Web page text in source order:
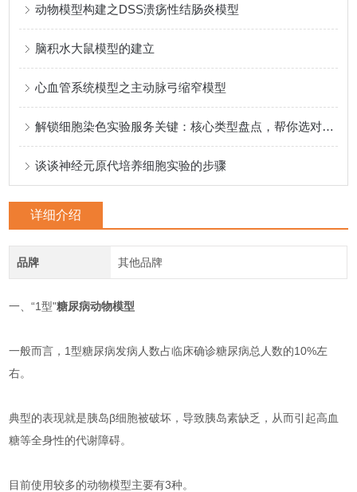
动物模型构建之DSS溃疡性结肠炎模型
脑积水大鼠模型的建立
心血管系统模型之主动脉弓缩窄模型
解锁细胞染色实验服务关键：核心类型盘点，帮你选对适配方案
谈谈神经元原代培养细胞实验的步骤
详细介绍
品牌 其他品牌
一、“1型"糖尿病动物模型
一般而言，1型糖尿病发病人数占临床确诊糖尿病总人数的10%左
右。
典型的表现就是胰岛β细胞被破坏，导致胰岛素缺乏，从而引起高血
糖等全身性的代谢障碍。
目前使用较多的动物模型主要有3种。